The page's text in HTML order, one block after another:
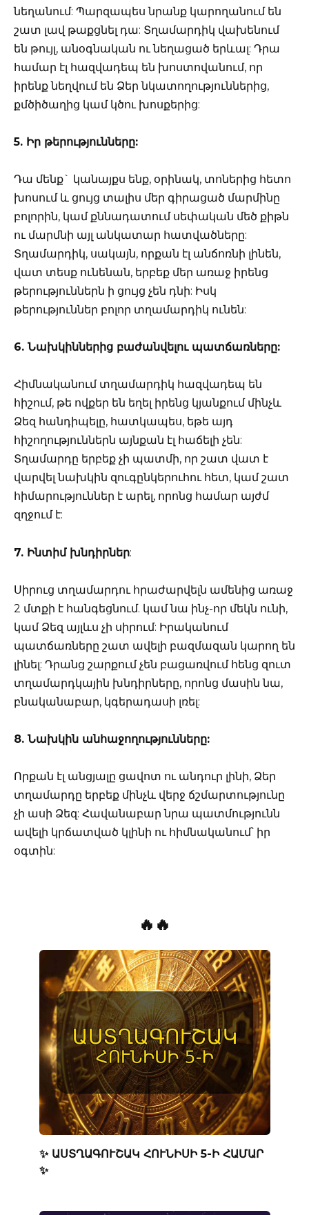
նեղանում: Պարզապես նրանք կարողանում են
շատ լավ թաքցնել դա: Տղամարդիկ վախենում
են թույլ, անօգնական ու նեղացած երևալ: Դրա
համար էլ հազվադեպ են խոստովանում, որ
իրենք նեղվում են Ձեր նկատողություններից,
քմծիծաղից կամ կծու խոսքերից:
5. Իր թերությունները:
Դա մենք` կանայքս ենք, օրինակ, տոներից հետո
խոսում և ցույց տալիս մեր գիրացած մարմինը
բոլորին, կամ քննադատում սեփական մեծ քիթն
ու մարմնի այլ անկատար հատվածները:
Տղամարդիկ, սակայն, որքան էլ անճոռնի լինեն,
վատ տեսք ունենան, երբեք մեր առաջ իրենց
թերություններն ի ցույց չեն դնի: Իսկ
թերություններ բոլոր տղամարդիկ ունեն:
6. Նախկիններից բաժանվելու պատճառները:
Հիմնականում տղամարդիկ հազվադեպ են
հիշում, թե ովքեր են եղել իրենց կյանքում մինչև
Ձեզ հանդիպելը, հատկապես, եթե այդ
հիշողություններն այնքան էլ հաճելի չեն:
Տղամարդը երբեք չի պատմի, որ շատ վատ է
վարվել նախկին զուգընկերուհու հետ, կամ շատ
հիմարություններ է արել, որոնց համար այժմ
զղջում է:
7. Ինտիմ խնդիրներ:
Սիրուց տղամարդու հրաժարվելն ամենից առաջ
2 մտքի է հանգեցնում. կամ նա ինչ-որ մեկն ունի,
կամ Ձեզ այլևս չի սիրում: Իրականում
պատճառները շատ ավելի բազմազան կարող են
լինել: Դրանց շարքում չեն բացառվում հենց զուտ
տղամարդկային խնդիրները, որոնց մասին նա,
բնականաբար, կգերադասի լռել:
8. Նախկին անհաջողությունները:
Որքան էլ անցյալը ցավոտ ու անդուր լինի, Ձեր
տղամարդը երբեք մինչև վերջ ճշմարտությունը
չի ասի Ձեզ: Հավանաբար նրա պատմությունն
ավելի կրճատված կլինի ու հիմնականում՝ իր
օգտին:
🔥🔥
✨ ԱՍՏՂԱԳՈՒՇԱԿ ՀՈՒՆԻՍԻ 5-Ի ՀԱՄԱՐ
✨